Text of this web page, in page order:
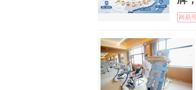
网易